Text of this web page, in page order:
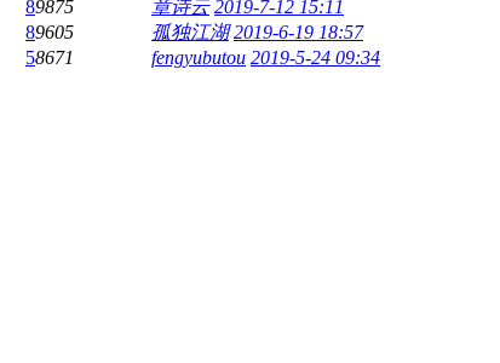
89875 章诗云 2019-7-12 15:11
89605 孤独江湖 2019-6-19 18:57
58671 fengyubutou 2019-5-24 09:34